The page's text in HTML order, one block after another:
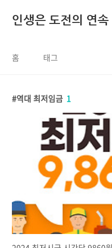
인생은 도전의 연속
홈 태그
역대 최저임금 1